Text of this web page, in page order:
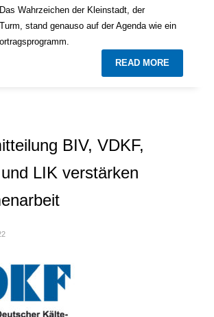
Wahrzeichen der Kleinstadt, der
stand genauso auf der Agenda wie ein
READ MORE
BIV, VDKF,
LIK verstärken